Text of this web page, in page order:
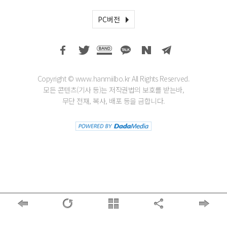
PC버전
Copyright © www.hanmiilbo.kr All Rights Reserved.
모든 콘텐츠(기사 등)는 저작권법의 보호를 받는바,
무단 전재, 복사, 배포 등을 금합니다.